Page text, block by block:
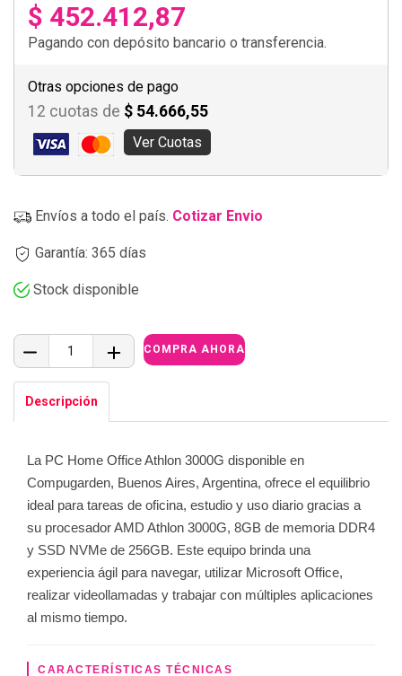
$ 452.412,87
Pagando con depósito bancario o transferencia.
Otras opciones de pago
12 cuotas de $ 54.666,55
Ver Cuotas
Envíos a todo el país. Cotizar Envio
Garantía: 365 días
Stock disponible
Descripción
La PC Home Office Athlon 3000G disponible en
Compugarden, Buenos Aires, Argentina, ofrece el equilibrio
ideal para tareas de oficina, estudio y uso diario gracias a
su procesador AMD Athlon 3000G, 8GB de memoria DDR4
y SSD NVMe de 256GB. Este equipo brinda una
experiencia ágil para navegar, utilizar Microsoft Office,
realizar videollamadas y trabajar con múltiples aplicaciones
al mismo tiempo.
CARACTERÍSTICAS TÉCNICAS